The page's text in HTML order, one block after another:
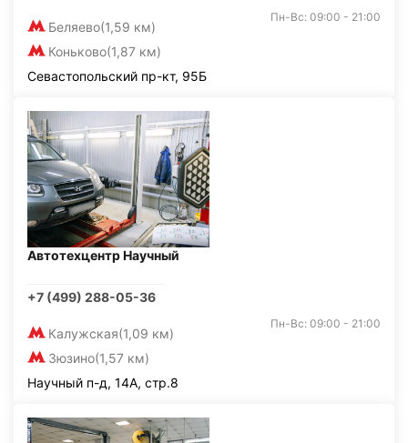
Беляево(1,59 км)
Коньково(1,87 км)
Пн-Вс: 09:00 - 21:00
Севастопольский пр-кт, 95Б
Автотехцентр Научный
+7 (499) 288-05-36
Калужская(1,09 км)
Зюзино(1,57 км)
Пн-Вс: 09:00 - 21:00
Научный п-д, 14А, стр.8